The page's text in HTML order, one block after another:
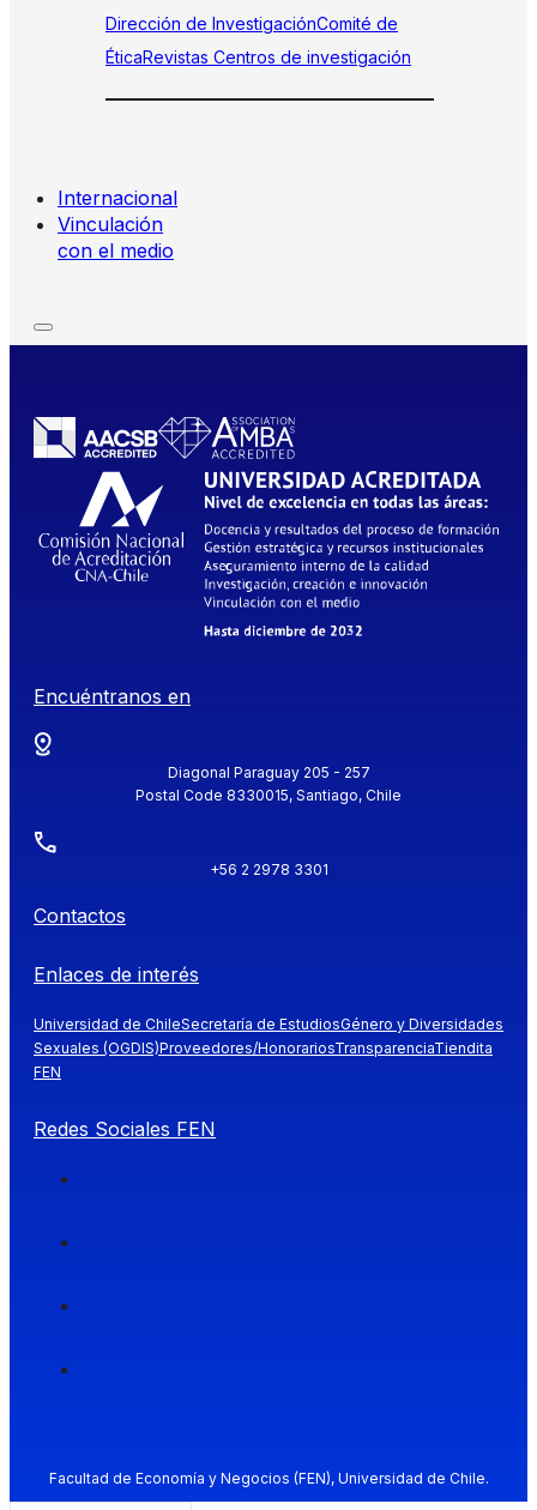
Dirección de InvestigaciónComité de
ÉticaRevistas Centros de investigación
Internacional
Vinculación
con el medio
Encuéntranos en
Diagonal Paraguay 205 - 257
Postal Code 8330015, Santiago, Chile
+56 2 2978 3301
Contactos
Enlaces de interés
Universidad de ChileSecretaría de EstudiosGénero y Diversidades
Sexuales (OGDIS)Proveedores/HonorariosTransparenciaTiendita
FEN
Redes Sociales FEN
Facultad de Economía y Negocios (FEN), Universidad de Chile.